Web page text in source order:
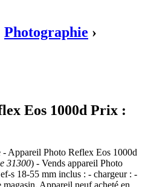
Photographie ›
Eos 1000d Prix :
31300) - Vends appareil Photo
s 18-55 mm inclus : - chargeur : -